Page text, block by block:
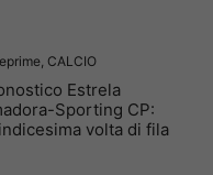
, CALCIO
Estrela
Sporting CP:
volta di fila